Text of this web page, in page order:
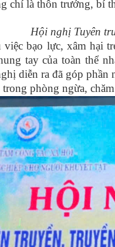
chí là thôn trưởng, bí
Hội nghị Tuyên
việc bạo lực, xâm hại
tay của toàn thể
diễn ra đã góp
phòng ngừa,